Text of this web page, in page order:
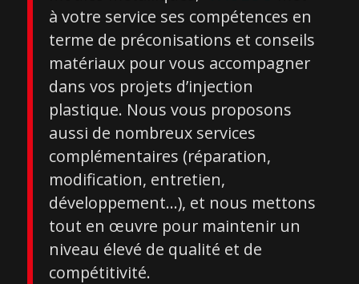
à votre service ses compétences en
terme de préconisations et conseils
matériaux pour vous accompagner
dans vos projets d’injection
plastique. Nous vous proposons
aussi de nombreux services
complémentaires (réparation,
modification, entretien,
développement…), et nous mettons
tout en œuvre pour maintenir un
niveau élevé de qualité et de
compétitivité.